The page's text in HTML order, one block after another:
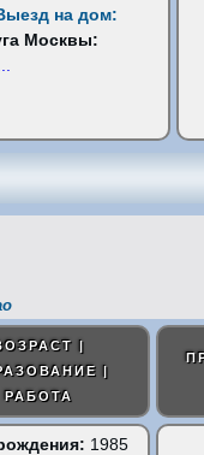
на дом:
Москвы:
|
|
РАБОТА
1985